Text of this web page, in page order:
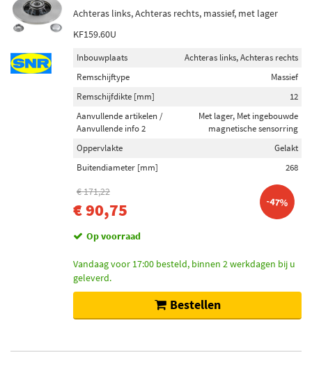
Achteras links, Achteras rechts, massief, met lager
KF159.60U
Inbouwplaats
Achteras links, Achteras rechts
Remschijftype
Massief
Remschijfdikte [mm]
12
Aanvullende artikelen /
Aanvullende info 2
Met lager, Met ingebouwde
magnetische sensorring
Oppervlakte
Gelakt
Buitendiameter [mm]
268
€ 171,22
€ 90,75 -47%
Op voorraad
Vandaag voor 17:00 besteld, binnen 2 werkdagen bij u
geleverd.
Bestellen